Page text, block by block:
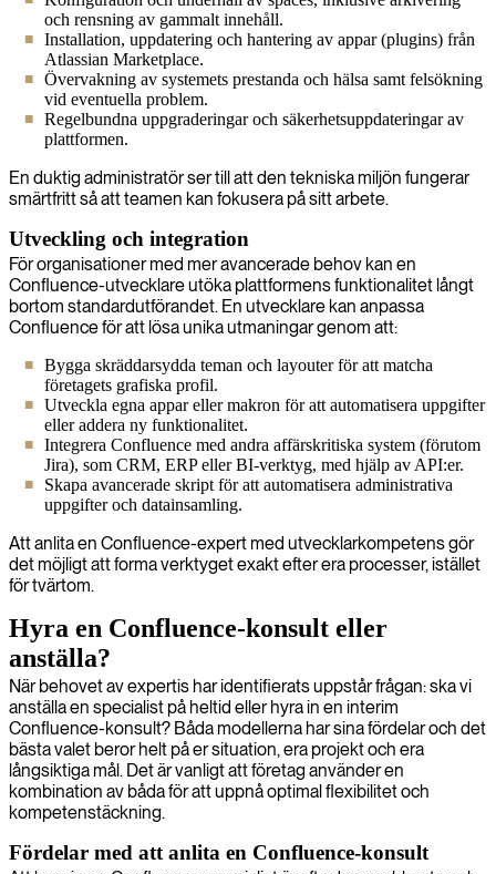
och rensning av gammalt innehåll.
Installation, uppdatering och hantering av appar (plugins) från
Atlassian Marketplace.
Övervakning av systemets prestanda och hälsa samt felsökning
vid eventuella problem.
Regelbundna uppgraderingar och säkerhetsuppdateringar av
plattformen.
En duktig administratör ser till att den tekniska miljön fungerar
smärtfritt så att teamen kan fokusera på sitt arbete.
Utveckling och integration
För organisationer med mer avancerade behov kan en
Confluence-utvecklare utöka plattformens funktionalitet långt
bortom standardutförandet. En utvecklare kan anpassa
Confluence för att lösa unika utmaningar genom att:
Bygga skräddarsydda teman och layouter för att matcha
företagets grafiska profil.
Utveckla egna appar eller makron för att automatisera uppgifter
eller addera ny funktionalitet.
Integrera Confluence med andra affärskritiska system (förutom
Jira), som CRM, ERP eller BI-verktyg, med hjälp av API:er.
Skapa avancerade skript för att automatisera administrativa
uppgifter och datainsamling.
Att anlita en Confluence-expert med utvecklarkompetens gör
det möjligt att forma verktyget exakt efter era processer, istället
för tvärtom.
Hyra en Confluence-konsult eller
anställa?
När behovet av expertis har identifierats uppstår frågan: ska vi
anställa en specialist på heltid eller hyra in en interim
Confluence-konsult? Båda modellerna har sina fördelar och det
bästa valet beror helt på er situation, era projekt och era
långsiktiga mål. Det är vanligt att företag använder en
kombination av båda för att uppnå optimal flexibilitet och
kompetenstäckning.
Fördelar med att anlita en Confluence-konsult